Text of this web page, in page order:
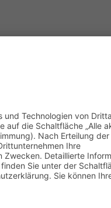
wusstest, dass du sie
europäischen
Festival Poland Rock
und hochwertigen
der Millennials von